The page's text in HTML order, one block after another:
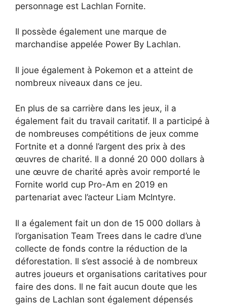
personnage est Lachlan Fornite.
Il possède également une marque de
marchandise appelée Power By Lachlan.
Il joue également à Pokemon et a atteint de
nombreux niveaux dans ce jeu.
En plus de sa carrière dans les jeux, il a
également fait du travail caritatif. Il a participé à
de nombreuses compétitions de jeux comme
Fortnite et a donné l’argent des prix à des
œuvres de charité. Il a donné 20 000 dollars à
une œuvre de charité après avoir remporté le
Fornite world cup Pro-Am en 2019 en
partenariat avec l’acteur Liam McIntyre.
Il a également fait un don de 15 000 dollars à
l’organisation Team Trees dans le cadre d’une
collecte de fonds contre la réduction de la
déforestation. Il s’est associé à de nombreux
autres joueurs et organisations caritatives pour
faire des dons. Il ne fait aucun doute que les
gains de Lachlan sont également dépensés